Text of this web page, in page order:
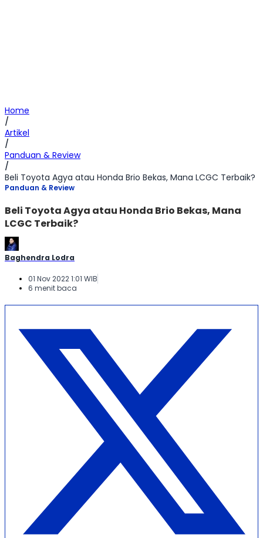
Home
/
Artikel
/
Panduan & Review
/
Beli Toyota Agya atau Honda Brio Bekas, Mana LCGC Terbaik?
Panduan & Review
Beli Toyota Agya atau Honda Brio Bekas, Mana
LCGC Terbaik?
Baghendra Lodra
01 Nov 2022 1:01 WIB
6 menit baca